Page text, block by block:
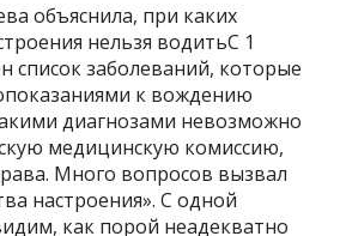
объяснила, при каких
нельзя водитьС 1
список заболеваний, которые
к вождению
диагнозами невозможно
медицинскую комиссию,
Много вопросов вызвал
настроения». С одной
как порой неадекватно